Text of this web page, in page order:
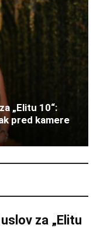
„Elitu 10“:
pred kamere
za „Elitu